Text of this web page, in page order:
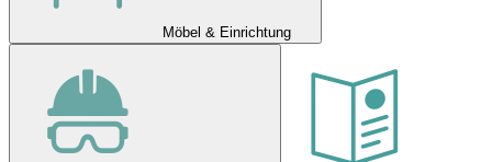
Möbel & Einrichtung